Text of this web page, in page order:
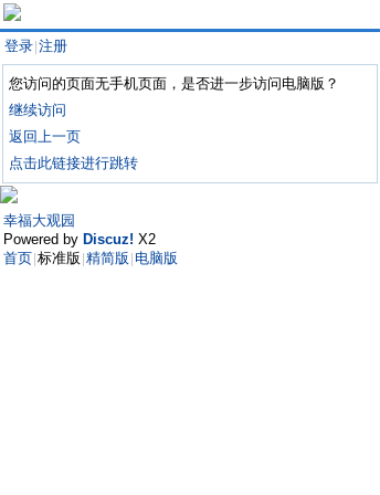
登录 注册
您访问的页面无手机页面，是否进一步访问电脑版？
继续访问
返回上一页
点击此链接进行跳转
幸福大观园
Powered by Discuz! X2
首页 标准版 精简版 电脑版